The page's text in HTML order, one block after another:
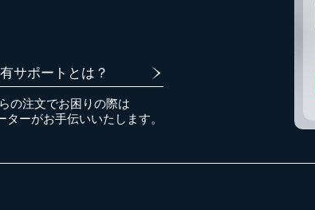
サポートとは？
の注文でお困りの際は
ターがお手伝いいたします。